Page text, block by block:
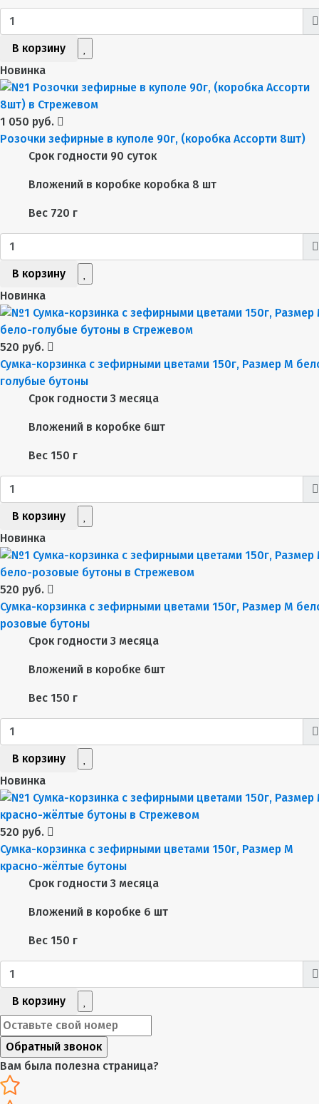
В корзину
Новинка
1 050 руб.
Розочки зефирные в куполе 90г, (коробка Ассорти 8шт)
Срок годности 90 суток
Вложений в коробке коробка 8 шт
Вес 720 г
В корзину
Новинка
520 руб.
Сумка-корзинка с зефирными цветами 150г, Размер М
голубые бутоны
Срок годности 3 месяца
Вложений в коробке 6шт
Вес 150 г
В корзину
Новинка
520 руб.
Сумка-корзинка с зефирными цветами 150г, Размер М
розовые бутоны
Срок годности 3 месяца
Вложений в коробке 6шт
Вес 150 г
В корзину
Новинка
520 руб.
Сумка-корзинка с зефирными цветами 150г, Размер М
красно-жёлтые бутоны
Срок годности 3 месяца
Вложений в коробке 6 шт
Вес 150 г
В корзину
Обратный звонок
Вам была полезна страница?